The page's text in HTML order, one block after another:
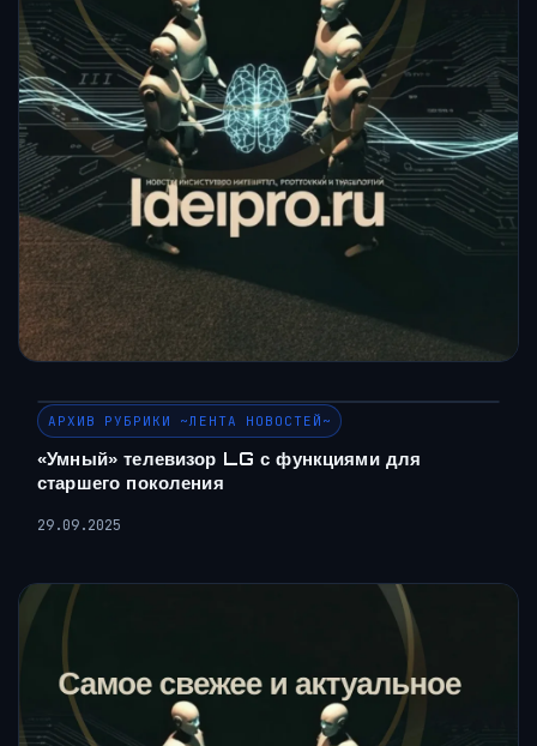
АРХИВ РУБРИКИ ~ЛЕНТА НОВОСТЕЙ~
«Умный» телевизор LG с функциями для
старшего поколения
29.09.2025